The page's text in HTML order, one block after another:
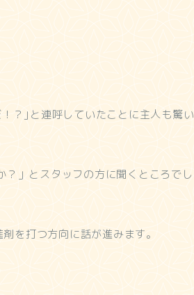
？｣と連呼していたことに主人も驚い
」とスタッフの方に聞くところでし
を打つ方向に話が進みます。